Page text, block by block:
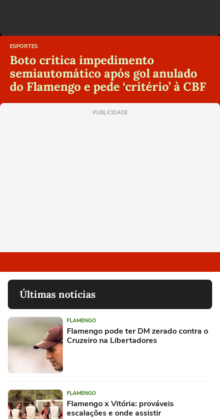
ESPORTES
Boto critica impedimento
semiautomático após gol anulado
do Flamengo e pede ‘critério’ à CBF
PUBLICIDADE
Últimas notícias
FLAMENGO
Flamengo pode ter DM zerado contra o
Cruzeiro na Libertadores
FLAMENGO
Flamengo x Vitória: prováveis
escalações e onde assistir